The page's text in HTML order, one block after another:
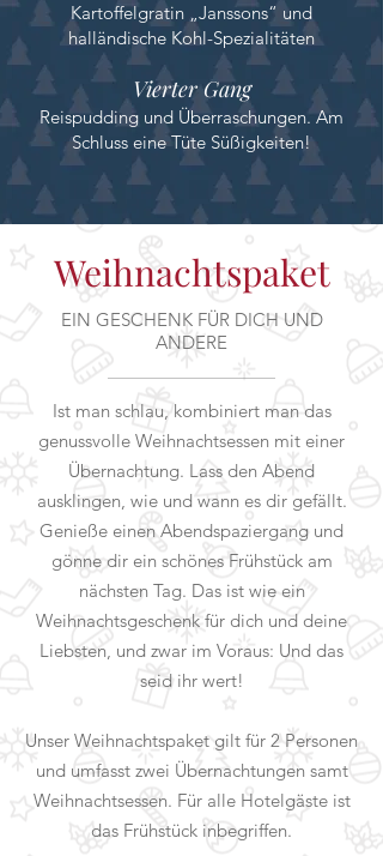
Kartoffelgratin „Janssons“ und
halländische Kohl-Spezialitäten
Vierter Gang
Reispudding und Überraschungen. Am
Schluss eine Tüte Süßigkeiten!
Weihnachtspaket
EIN GESCHENK FÜR DICH UND
ANDERE
Ist man schlau, kombiniert man das
genussvolle Weihnachtsessen mit einer
Übernachtung. Lass den Abend
ausklingen, wie und wann es dir gefällt.
Genieße einen Abendspaziergang und
gönne dir ein schönes Frühstück am
nächsten Tag. Das ist wie ein
Weihnachtsgeschenk für dich und deine
Liebsten, und zwar im Voraus: Und das
seid ihr wert!
Unser Weihnachtspaket gilt für 2 Personen
und umfasst zwei Übernachtungen samt
Weihnachtsessen. Für alle Hotelgäste ist
das Frühstück inbegriffen.